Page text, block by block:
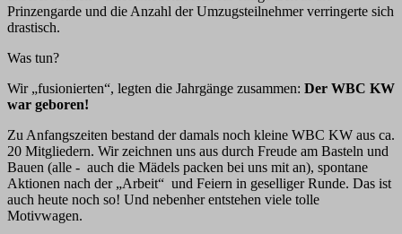
Prinzengarde und die Anzahl der Umzugsteilnehmer verringerte sich
drastisch.
Was tun?
Wir „fusionierten“, legten die Jahrgänge zusammen: Der WBC KW
war geboren!
Zu Anfangszeiten bestand der damals noch kleine WBC KW aus ca.
20 Mitgliedern. Wir zeichnen uns aus durch Freude am Basteln und
Bauen (alle - auch die Mädels packen bei uns mit an), spontane
Aktionen nach der „Arbeit“ und Feiern in geselliger Runde. Das ist
auch heute noch so! Und nebenher entstehen viele tolle
Motivwagen.